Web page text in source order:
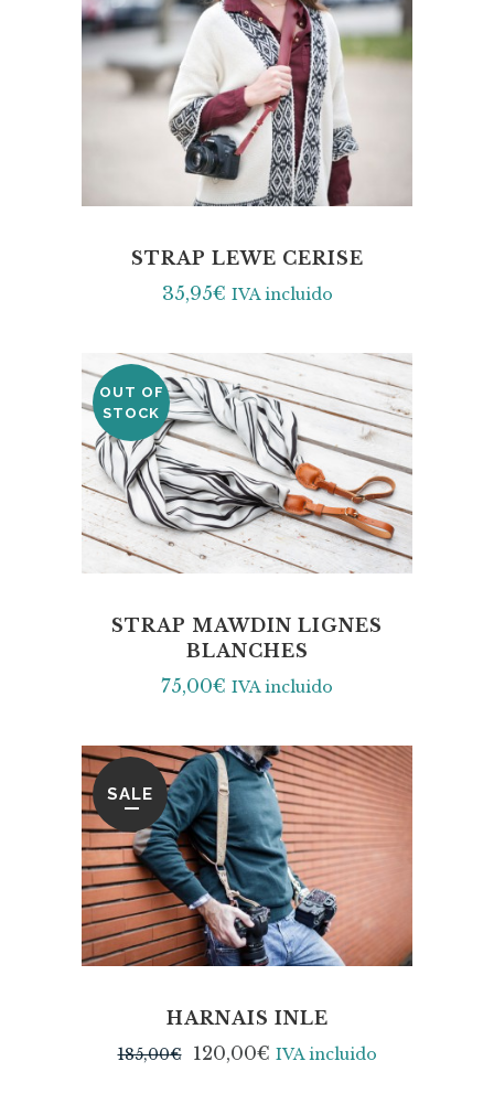
STRAP LEWE CERISE
35,95€ IVA incluido
OUT OF
STOCK
STRAP MAWDIN LIGNES
BLANCHES
75,00€ IVA incluido
SALE
HARNAIS INLE
185,00€ 120,00€ IVA incluido